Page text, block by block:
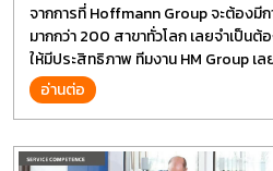
จากการที่ Hoffmann Group จะต้องมี
มากกว่า 200 สาขาทั่วโลก เลยจำเป็น
ให้มีประสิทธิภาพ ทีมงาน HM Group เ
แบ่งปันกัน
อ่านต่อ